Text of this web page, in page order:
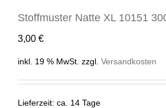
Stoffmuster Natte XL 10151
3,00 €
inkl. 19 % MwSt. zzgl. Versandkosten
Lieferzeit: ca. 14 Tage